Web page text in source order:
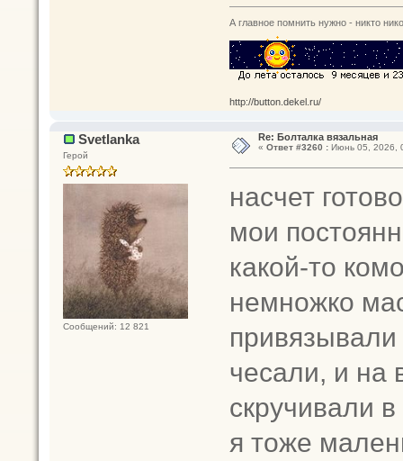
А главное помнить нужно - никто
http://button.dekel.ru/
Svetlanka
Герой
Сообщений: 12 821
Re: Болталка вязальная
« Ответ #3260 :Июнь 05, 2026,
насчет
мои
какой-то
немножко
привязывали
чесали, и на
скручивали
я тоже